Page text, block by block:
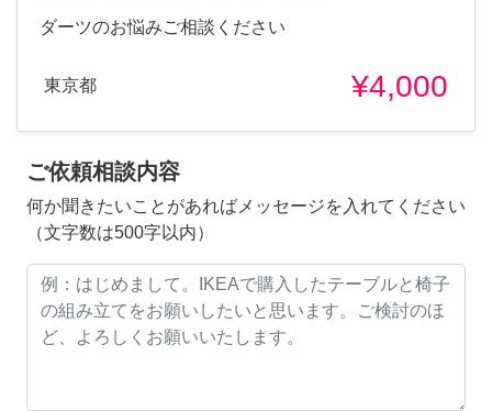
ダーツのお悩みご相談ください
東京都 ¥4,000
ご依頼相談内容
何か聞きたいことがあればメッセージを入れてください
（文字数は500字以内）